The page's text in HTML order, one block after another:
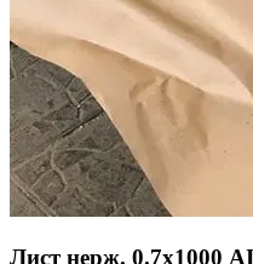
Лист нерж. 0.7х1000